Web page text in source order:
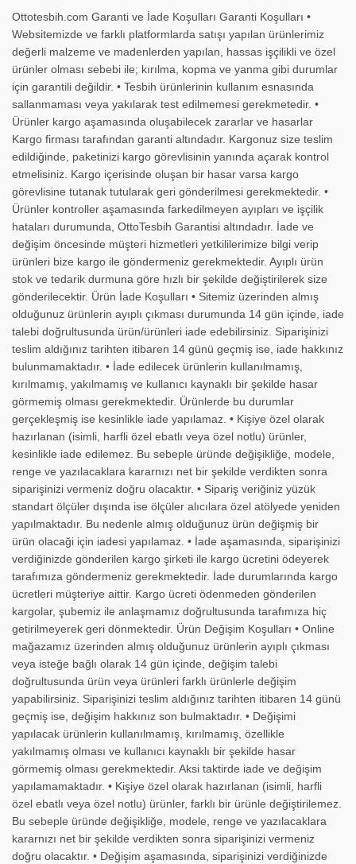
Ottotesbih.com Garanti ve İade Koşulları Garanti Koşulları •
Websitemizde ve farklı platformlarda satışı yapılan ürünlerimiz
değerli malzeme ve madenlerden yapılan, hassas işçilikli ve özel
ürünler olması sebebi ile; kırılma, kopma ve yanma gibi durumlar
için garantili değildir. • Tesbih ürünlerinin kullanım esnasında
sallanmaması veya yakılarak test edilmemesi gerekmetedir. •
Ürünler kargo aşamasında oluşabilecek zararlar ve hasarlar
Kargo firması tarafından garanti altındadır. Kargonuz size teslim
edildiğinde, paketinizi kargo görevlisinin yanında açarak kontrol
etmelisiniz. Kargo içerisinde oluşan bir hasar varsa kargo
görevlisine tutanak tutularak geri gönderilmesi gerekmektedir. •
Ürünler kontroller aşamasında farkedilmeyen ayıpları ve işçilik
hataları durumunda, OttoTesbih Garantisi altındadır. İade ve
değişim öncesinde müşteri hizmetleri yetkililerimize bilgi verip
ürünleri bize kargo ile göndermeniz gerekmektedir. Ayıplı ürün
stok ve tedarik durmuna göre hızlı bir şekilde değiştirilerek size
gönderilecektir. Ürün İade Koşulları • Sitemiz üzerinden almış
olduğunuz ürünlerin ayıplı çıkması durumunda 14 gün içinde, iade
talebi doğrultusunda ürün/ürünleri iade edebilirsiniz. Siparişinizi
teslim aldığınız tarihten itibaren 14 günü geçmiş ise, iade hakkınız
bulunmamaktadır. • İade edilecek ürünlerin kullanılmamış,
kırılmamış, yakılmamış ve kullanıcı kaynaklı bir şekilde hasar
görmemiş olması gerekmektedir. Ürünlerde bu durumlar
gerçekleşmiş ise kesinlikle iade yapılamaz. • Kişiye özel olarak
hazırlanan (isimli, harfli özel ebatlı veya özel notlu) ürünler,
kesinlikle iade edilemez. Bu sebeple üründe değişikliğe, modele,
renge ve yazılacaklara kararnızı net bir şekilde verdikten sonra
siparişinizi vermeniz doğru olacaktır. • Sipariş veriğiniz yüzük
standart ölçüler dışında ise ölçüler alıcılara özel atölyede yeniden
yapılmaktadır. Bu nedenle almış olduğunuz ürün değişmiş bir
ürün olacaği için iadesi yapılamaz. • İade aşamasında, siparişinizi
verdiğinizde gönderilen kargo şirketi ile kargo ücretini ödeyerek
tarafımıza göndermeniz gerekmektedir. İade durumlarında kargo
ücretleri müşteriye aittir. Kargo ücreti ödenmeden gönderilen
kargolar, şubemiz ile anlaşmamız doğrultusunda tarafımıza hiç
getirilmeyerek geri dönmektedir. Ürün Değişim Koşulları • Online
mağazamız üzerinden almış olduğunuz ürünlerin ayıplı çıkması
veya isteğe bağlı olarak 14 gün içinde, değişim talebi
doğrultusunda ürün veya ürünleri farklı ürünlerle değişim
yapabilirsiniz. Siparişinizi teslim aldığınız tarihten itibaren 14 günü
geçmiş ise, değişim hakkınız son bulmaktadır. • Değişimi
yapılacak ürünlerin kullanılmamış, kırılmamış, özellikle
yakılmamış olması ve kullanıcı kaynaklı bir şekilde hasar
görmemiş olması gerekmektedir. Aksi taktirde iade ve değişim
yapılamamaktadır. • Kişiye özel olarak hazırlanan (isimli, harfli
özel ebatlı veya özel notlu) ürünler, farklı bir ürünle değiştirilemez.
Bu sebeple üründe değişikliğe, modele, renge ve yazılacaklara
kararnızı net bir şekilde verdikten sonra siparişinizi vermeniz
doğru olacaktır. • Değişim aşamasında, siparişinizi verdiğinizde